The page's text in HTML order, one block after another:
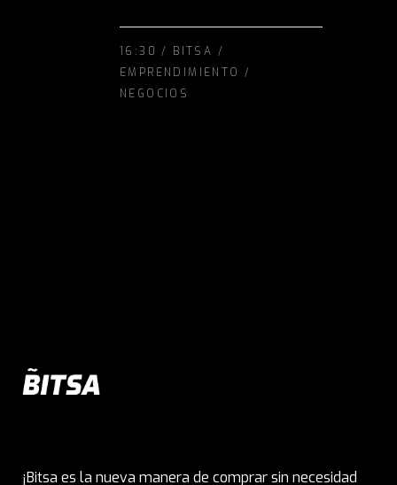
16:30 / BITSA /
EMPRENDIMIENTO /
NEGOCIOS
¡Bitsa es la nueva manera de comprar sin necesidad